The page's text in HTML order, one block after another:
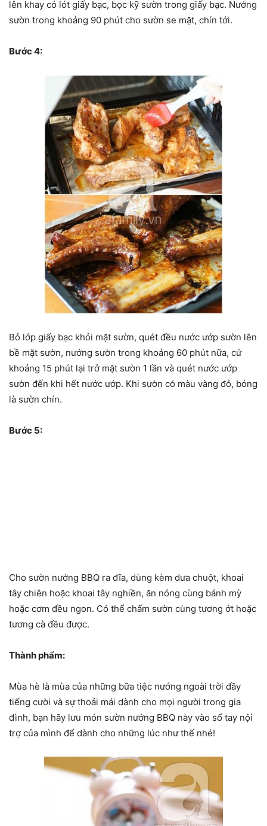
lên khay có lót giấy bạc, bọc kỹ sườn trong giấy bạc. Nướng
sườn trong khoảng 90 phút cho sườn se mặt, chín tới.
Bước 4:
Bỏ lớp giấy bạc khỏi mặt sườn, quét đều nước ướp sườn lên
bề mặt sườn, nướng sườn trong khoảng 60 phút nữa, cứ
khoảng 15 phút lại trở mặt sườn 1 lần và quét nước ướp
sườn đến khi hết nước ướp. Khi sườn có màu vàng đỏ, bóng
là sườn chín.
Bước 5:
Cho sườn nướng BBQ ra đĩa, dùng kèm dưa chuột, khoai
tây chiên hoặc khoai tây nghiền, ăn nóng cùng bánh mỳ
hoặc cơm đều ngon. Có thể chấm sườn cùng tương ớt hoặc
tương cà đều được.
Thành phẩm:
Mùa hè là mùa của những bữa tiệc nướng ngoài trời đầy
tiếng cười và sự thoải mái dành cho mọi người trong gia
đình, bạn hãy lưu món sườn nướng BBQ này vào sổ tay nội
trợ của mình để dành cho những lúc như thế nhé!